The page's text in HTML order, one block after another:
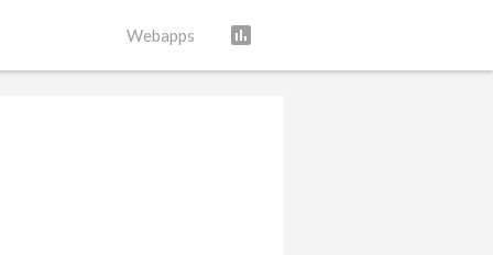
Webapps assessment